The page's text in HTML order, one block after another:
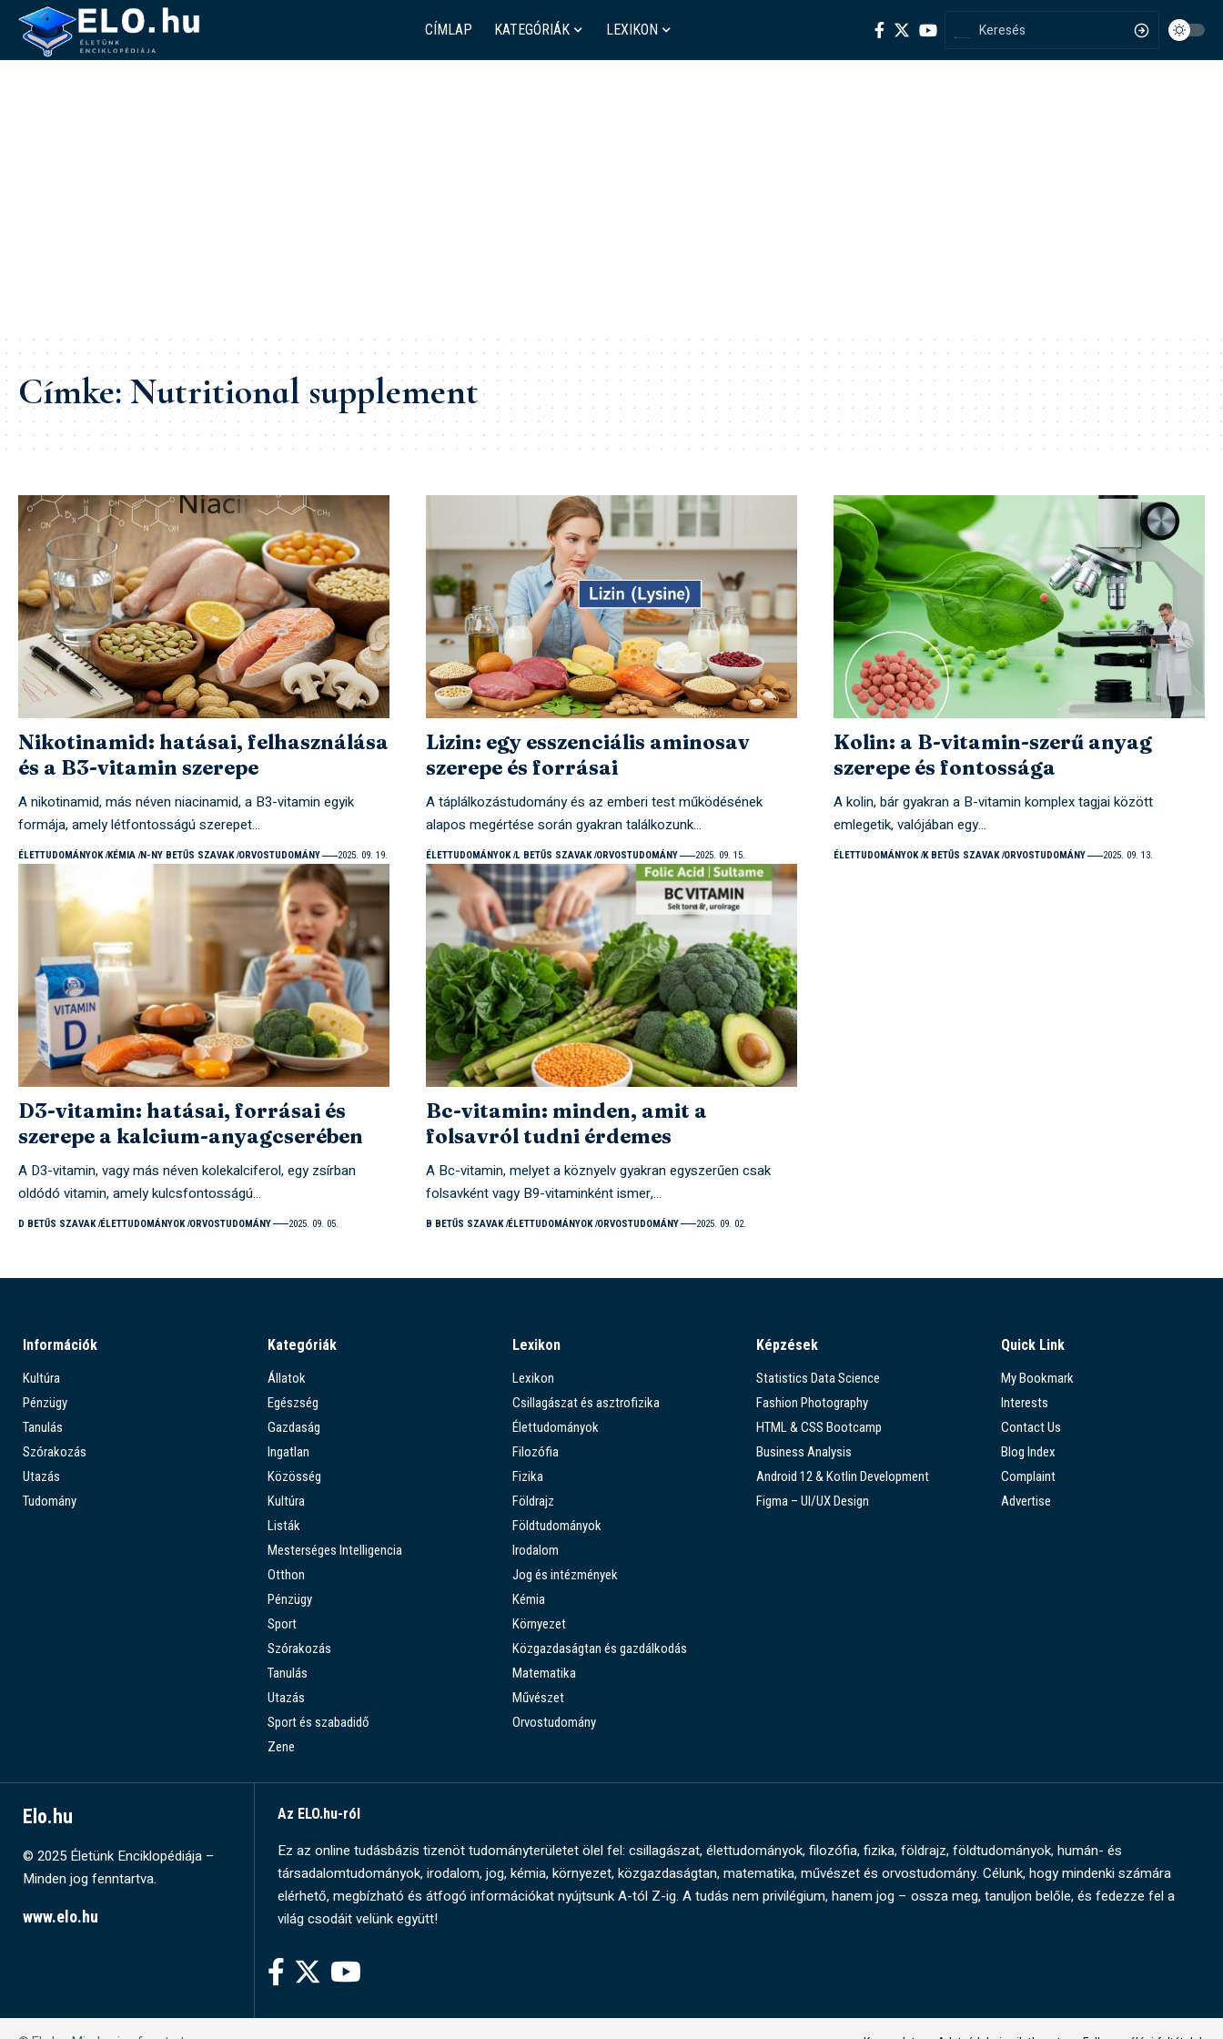
CÍMLAP KATEGÓRIÁK LEXIKON
Címke:Nutritional supplement
Nikotinamid: hatásai, felhasználása
és a B3-vitamin szerepe
A nikotinamid, más néven niacinamid, a B3-vitamin egyik
formája, amely létfontosságú szerepet…
ÉLETTUDOMÁNYOK KÉMIA N-NY BETŰS SZAVAK ORVOSTUDOMÁNY 2025. 09. 19.
Lizin: egy esszenciális aminosav
szerepe és forrásai
A táplálkozástudomány és az emberi test működésének
alapos megértése során gyakran találkozunk…
ÉLETTUDOMÁNYOK L BETŰS SZAVAK ORVOSTUDOMÁNY 2025. 09. 15.
Kolin: a B-vitamin-szerű anyag
szerepe és fontossága
A kolin, bár gyakran a B-vitamin komplex tagjai között
emlegetik, valójában egy…
ÉLETTUDOMÁNYOK K BETŰS SZAVAK ORVOSTUDOMÁNY 2025. 09. 13.
D3-vitamin: hatásai, forrásai és
szerepe a kalcium-anyagcserében
A D3-vitamin, vagy más néven kolekalciferol, egy zsírban
oldódó vitamin, amely kulcsfontosságú…
D BETŰS SZAVAK ÉLETTUDOMÁNYOK ORVOSTUDOMÁNY 2025. 09. 05.
Bc-vitamin: minden, amit a
folsavról tudni érdemes
A Bc-vitamin, melyet a köznyelv gyakran egyszerűen csak
folsavként vagy B9-vitaminként ismer,…
B BETŰS SZAVAK ÉLETTUDOMÁNYOK ORVOSTUDOMÁNY 2025. 09. 02.
Információk
Kultúra
Pénzügy
Tanulás
Szórakozás
Utazás
Tudomány
Kategóriák
Állatok
Egészség
Gazdaság
Ingatlan
Közösség
Kultúra
Listák
Mesterséges Intelligencia
Otthon
Pénzügy
Sport
Szórakozás
Tanulás
Utazás
Sport és szabadidő
Zene
Lexikon
Lexikon
Csillagászat és asztrofizika
Élettudományok
Filozófia
Fizika
Földrajz
Földtudományok
Irodalom
Jog és intézmények
Kémia
Környezet
Közgazdaságtan és gazdálkodás
Matematika
Művészet
Orvostudomány
Képzések
Statistics Data Science
Fashion Photography
HTML & CSS Bootcamp
Business Analysis
Android 12 & Kotlin Development
Figma – UI/UX Design
Quick Link
My Bookmark
Interests
Contact Us
Blog Index
Complaint
Advertise
Elo.hu
© 2025 Életünk Enciklopédiája –
Minden jog fenntartva.
www.elo.hu
Az ELO.hu-ról
Ez az online tudásbázis tizenöt tudományterületet ölel fel: csillagászat, élettudományok, filozófia, fizika, földrajz, földtudományok, humán- és
társadalomtudományok, irodalom, jog, kémia, környezet, közgazdaságtan, matematika, művészet és orvostudomány. Célunk, hogy mindenki számára
elérhető, megbízható és átfogó információkat nyújtsunk A-tól Z-ig. A tudás nem privilégium, hanem jog – ossza meg, tanuljon belőle, és fedezze fel a
világ csodáit velünk együtt!